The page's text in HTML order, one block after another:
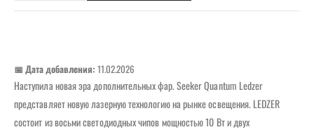
📅 Дата добавления: 11.02.2026
Наступила новая эра дополнительных фар. Seeker Quantum Ledzer
представляет новую лазерную технологию на рынке освещения. LEDZER
состоит из восьми светодиодных чипов мощностью 10 Вт и двух